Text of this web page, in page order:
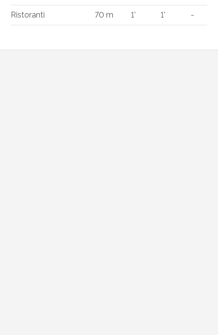
Ristoranti 70 m 1' 1' -